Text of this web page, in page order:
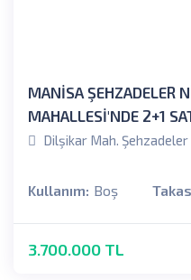
MANİSA ŞEHZADELER
MAHALLESİ'NDE 2+1
Dilşikar Mah.
Kullanım: Boş
3.700.000 TL